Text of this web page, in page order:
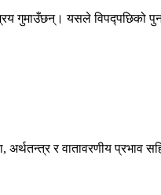
यसले विपद्पछिको
अर्थतन्त्र र वातावरणीय